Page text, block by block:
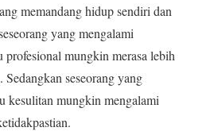
memandang hidup sendiri dan
yang mengalami
profesional mungkin merasa lebih
seseorang yang
kesulitan mungkin mengalami